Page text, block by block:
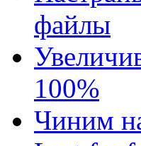
файлы
100%
Чиним